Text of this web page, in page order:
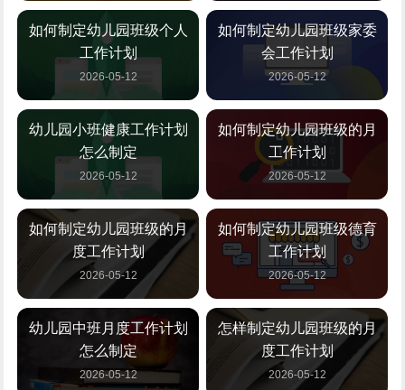
如何制定幼儿园班级个人
工作计划
2026-05-12
如何制定幼儿园班级家委
会工作计划
2026-05-12
幼儿园小班健康工作计划
怎么制定
2026-05-12
如何制定幼儿园班级的月
工作计划
2026-05-12
如何制定幼儿园班级的月
度工作计划
2026-05-12
如何制定幼儿园班级德育
工作计划
2026-05-12
幼儿园中班月度工作计划
怎么制定
2026-05-12
怎样制定幼儿园班级的月
度工作计划
2026-05-12